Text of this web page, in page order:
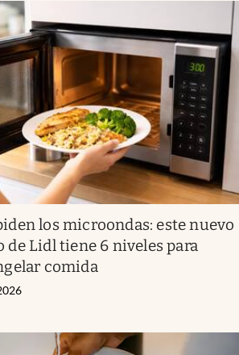
los microondas: este nuevo
Lidl tiene 6 niveles para
comida